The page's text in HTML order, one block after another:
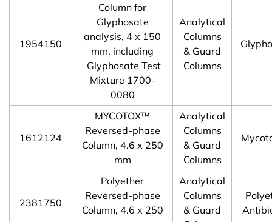
1954150
Column for
Glyphosate
analysis, 4 x 150
mm, including
Glyphosate Test
Mixture 1700-
0080
Analytical
Columns
& Guard
Columns
1612124
MYCOTOX™
Reversed-phase
Column, 4.6 x 250
mm
Analytical
Columns
& Guard
Columns
2381750
Polyether
Reversed-phase
Column, 4.6 x 250
Analytical
Columns
& Guard